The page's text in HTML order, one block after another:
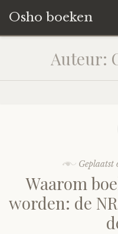
Osho boeken
inhoud
Auteur:
Geplaatst
Waarom
worden: de